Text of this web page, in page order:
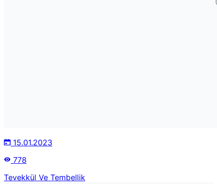
15.01.2023
778
Tevekkül Ve Tembellik